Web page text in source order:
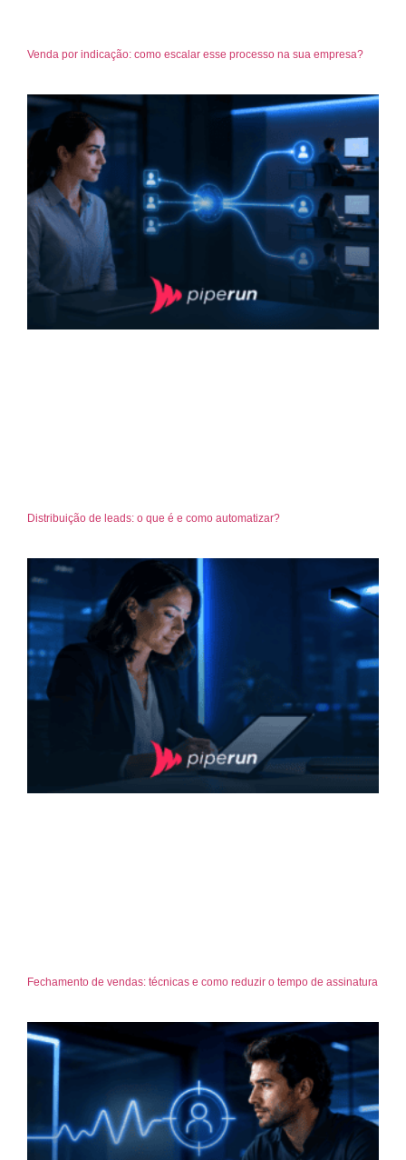
Venda por indicação: como escalar esse processo na sua empresa?
Distribuição de leads: o que é e como automatizar?
Fechamento de vendas: técnicas e como reduzir o tempo de assinatura